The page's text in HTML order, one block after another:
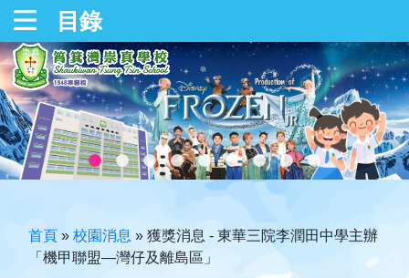
目錄
首頁 » 校園消息 » 獲獎消息 - 東華三院李潤田中學主辦
「機甲聯盟—灣仔及離島區」